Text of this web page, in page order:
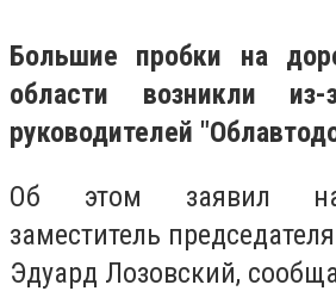
Большие пробки на
области возникли из-
руководителей
Об этом заявил
заместитель
Эдуард Лозовский,